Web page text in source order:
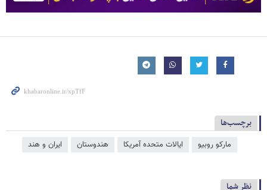
برچسب‌ها
مارکو روبیو ایالات متحده آمریکا هندوستان ایران و هند
نظر شما